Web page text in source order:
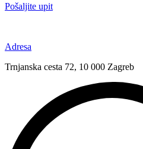
Pošaljite upit
Adresa
Trnjanska cesta 72, 10 000 Zagreb